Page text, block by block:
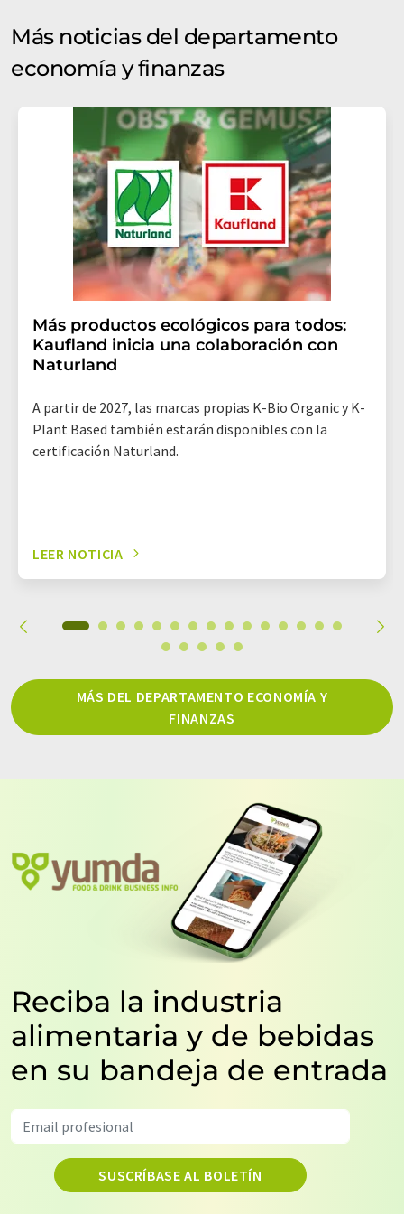
Más noticias del departamento
economía y finanzas
Más productos ecológicos para todos:
Kaufland inicia una colaboración con
Naturland
A partir de 2027, las marcas propias K-Bio Organic y K-
Plant Based también estarán disponibles con la
certificación Naturland.
LEER NOTICIA
MÁS DEL DEPARTAMENTO ECONOMÍA Y
FINANZAS
Reciba la industria
alimentaria y de bebidas
en su bandeja de entrada
SUSCRÍBASE AL BOLETÍN